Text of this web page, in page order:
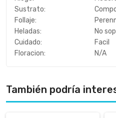
Sustrato:
Follaje:
Heladas:
No
Cuidado:
Facil
Floracion:
N/A
También podría